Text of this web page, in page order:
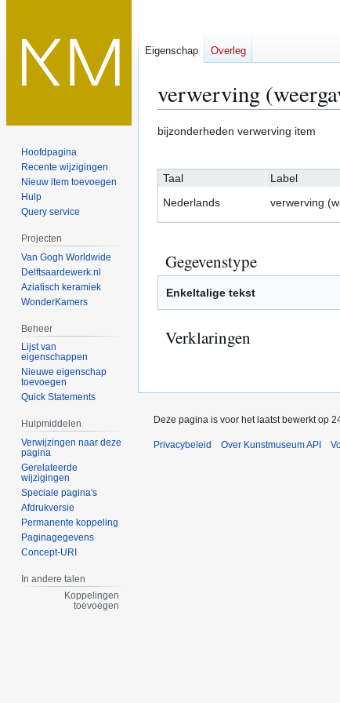
verwerving
Naar
Naar
bijzonderheden verwerving item
Taal Label
Nederlands
verwerving
Gegevenstype
Enkeltalige tekst
Verklaringen
Eigenschap Overleg
Hoofdpagina
Recente wijzigingen
Nieuw item toevoegen
Hulp
Query service
Projecten
Van Gogh Worldwide
Delftsaardewerk.nl
Aziatisch keramiek
WonderKamers
Beheer
Lijst van
eigenschappen
Nieuwe eigenschap
toevoegen
Quick Statements
Hulpmiddelen
Verwijzingen naar deze
pagina
Gerelateerde
wijzigingen
Speciale pagina's
Afdrukversie
Permanente koppeling
Paginagegevens
Concept-URI
In andere talen
Koppelingen
toevoegen
Deze pagina is voor het laatst bewerkt op
Privacybeleid Over Kunstmuseum API